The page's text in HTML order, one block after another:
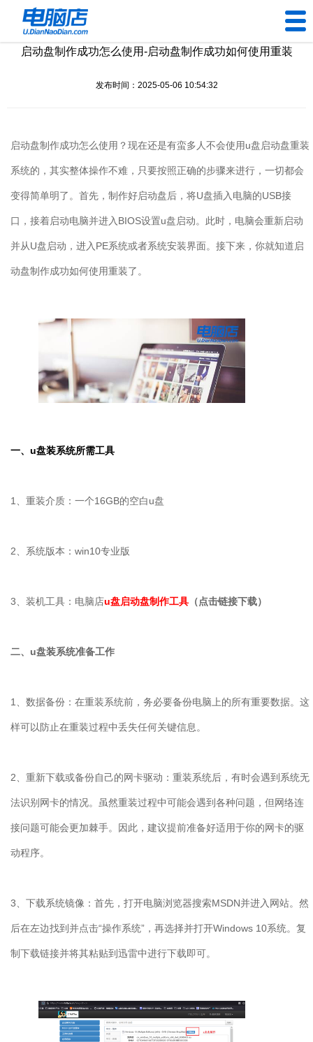
U盘工具
装机问题
电脑问题
启动盘制作成功怎么使用-启动盘制作成功如何使用重装
发布时间：2025-05-06 10:54:32
启动盘制作成功怎么使用？现在还是有蛮多人不会使用u盘启动盘重装
系统的，其实整体操作不难，只要按照正确的步骤来进行，一切都会
变得简单明了。首先，制作好启动盘后，将U盘插入电脑的USB接
口，接着启动电脑并进入 BIOS设置u盘启动。此时，电脑会重新启动
并从U盘启动，进入 PE系统或者系统安装界面。接下来，你就知道启
动盘制作成功如何使用重装了。
一、 u盘装系统所需工具
1、重装介质：一个16GB的空白u盘
2、系统版本：win10专业版
3、装机工具：电脑店u盘启动盘制作工具 （点击链接下载）
二、u盘装系统准备工作
1、数据备份：在重装系统前，务必要备份电脑上的所有重要数据。这
样可以防止在重装过程中丢失任何关键信息。
2、重新下载或备份自己的网卡驱动：重装系统后，有时会遇到系统无
法识别网卡的情况。虽然重装过程中可能会遇到各种问题，但网络连
接问题可能会更加棘手。因此，建议提前准备好适用于你的网卡的驱
动程序。
3、下载系统镜像：首先，打开电脑浏览器搜索MSDN并进入网站。然
后在左边找到并点击“操作系统”，再选择并打开Windows 10系统。复
制下载链接并将其粘贴到迅雷中进行下载即可。